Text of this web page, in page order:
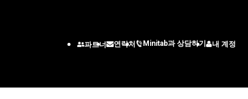
파트너 연락처 Minitab과 상담하기 내 계정